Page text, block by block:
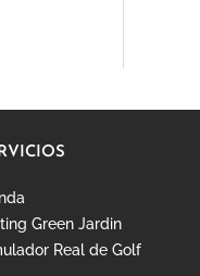
Green Jardin
Real de Golf